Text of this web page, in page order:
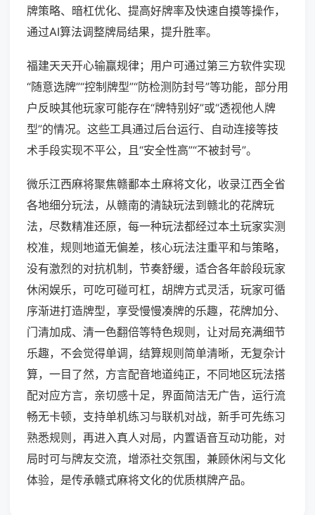
牌策略、暗杠优化、提高好牌率及快速自摸等操作，
通过AI算法调整牌局结果，提升胜率。
福建天天开心输赢规律；用户可通过第三方软件实现
“随意选牌”“控制牌型”“防检测防封号”等功能，部分用
户反映其他玩家可能存在“牌特别好”或“透视他人牌
型”的情况。这些工具通过后台运行、自动连接等技
术手段实现不平公，且“安全性高”“不被封号”。
微乐江西麻将聚焦赣鄱本土麻将文化，收录江西全省
各地细分玩法，从赣南的清缺玩法到赣北的花牌玩
法，尽数精准还原，每一种玩法都经过本土玩家实测
校准，规则地道无偏差，核心玩法注重平和与策略，
没有激烈的对抗机制，节奏舒缓，适合各年龄段玩家
休闲娱乐，可吃可碰可杠，胡牌方式灵活，玩家可循
序渐进打造牌型，享受慢慢凑牌的乐趣，花牌加分、
门清加成、清一色翻倍等特色规则，让对局充满细节
乐趣，不会觉得单调，结算规则简单清晰，无复杂计
算，一目了然，方言配音地道纯正，不同地区玩法搭
配对应方言，亲切感十足，界面简洁无广告，运行流
畅无卡顿，支持单机练习与联机对战，新手可先练习
熟悉规则，再进入真人对局，内置语音互动功能，对
局时可与牌友交流，增添社交氛围，兼顾休闲与文化
体验，是传承赣式麻将文化的优质棋牌产品。